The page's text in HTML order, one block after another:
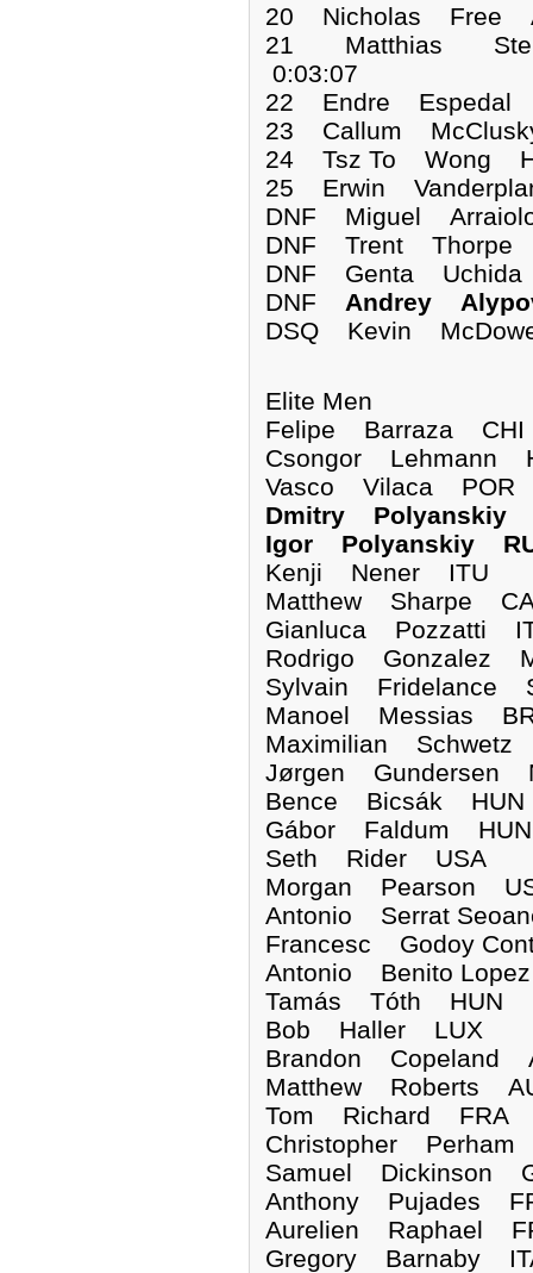
20 Nicholas Free
21 Matthias
0:03:07
22 Endre Espedal
23 Callum
24 Tsz To Wong
25 Erwin
DNF Miguel
DNF Trent
DNF Genta
DNF Andrey
DSQ Kevin
Elite Men
Felipe Barraza CHI
Csongor Lehmann
Vasco Vilaca POR
Dmitry Polyanskiy
Igor Polyanskiy
Kenji Nener ITU
Matthew Sharpe
Gianluca Pozzatti
Rodrigo Gonzalez
Sylvain Fridelance
Manoel Messias
Maximilian Schwetz
Jørgen Gundersen
Bence Bicsák HUN
Gábor Faldum HUN
Seth Rider USA
Morgan Pearson
Antonio Serrat
Francesc Godoy
Antonio Benito
Tamás Tóth HUN
Bob Haller LUX
Brandon Copeland
Matthew Roberts
Tom Richard FRA
Christopher Perham
Samuel Dickinson
Anthony Pujades
Aurelien Raphael
Gregory Barnaby